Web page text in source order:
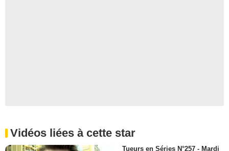
Vidéos liées à cette star
Tueurs en Séries N°257 - Mardi